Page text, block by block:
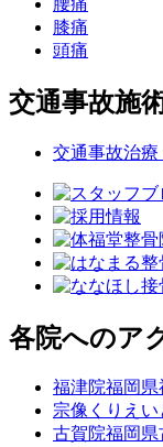
膝痛
頭痛
交通事故施
交通事故治
各院へのア
福津院福岡県
宗像くりえい
古賀院福岡県